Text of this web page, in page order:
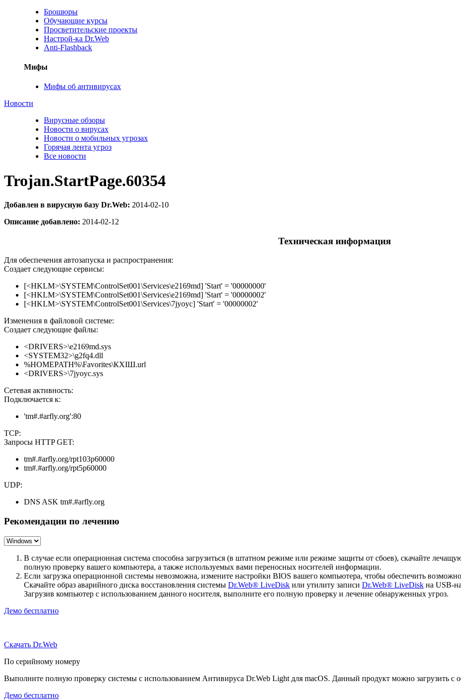
Брошюры
Обучающие курсы
Просветительские проекты
Настрой-ка Dr.Web
Anti-Flashback
Мифы
Мифы об антивирусах
Новости
Вирусные обзоры
Новости о вирусах
Новости о мобильных угрозах
Горячая лента угроз
Все новости
Trojan.StartPage.60354
Добавлен в вирусную базу Dr.Web: 2014-02-10
Описание добавлено: 2014-02-12
Техническая информация
Для обеспечения автозапуска и распространения:
Создает следующие сервисы:
[<HKLM>\SYSTEM\ControlSet001\Services\e2169md] 'Start' = '00000000'
[<HKLM>\SYSTEM\ControlSet001\Services\e2169md] 'Start' = '00000002'
[<HKLM>\SYSTEM\ControlSet001\Services\7jyoyc] 'Start' = '00000002'
Изменения в файловой системе:
Создает следующие файлы:
<DRIVERS>\e2169md.sys
<SYSTEM32>\g2fq4.dll
%HOMEPATH%\Favorites\КХІШ.url
<DRIVERS>\7jyoyc.sys
Сетевая активность:
Подключается к:
'tm#.#arfly.org':80
TCP:
Запросы HTTP GET:
tm#.#arfly.org/rpt103p60000
tm#.#arfly.org/rpt5p60000
UDP:
DNS ASK tm#.#arfly.org
Рекомендации по лечению
В случае если операционная система способна загрузиться (в штатном режиме или режиме защиты от сбоев), скачайте
полную проверку вашего компьютера, а также используемых вами переносных носителей информации.
Если загрузка операционной системы невозможна, измените настройки BIOS вашего компьютера, чтобы обеспечить
Скачайте образ аварийного диска восстановления системы Dr.Web® LiveDisk или утилиту записи Dr.Web® LiveDisk на USB-
Загрузив компьютер с использованием данного носителя, выполните его полную проверку и лечение обнаруженных угроз.
Демо бесплатно
Скачать Dr.Web
По серийному номеру
Выполните полную проверку системы с использованием Антивируса Dr.Web Light для macOS. Данный продукт можно загрузить с
Демо бесплатно